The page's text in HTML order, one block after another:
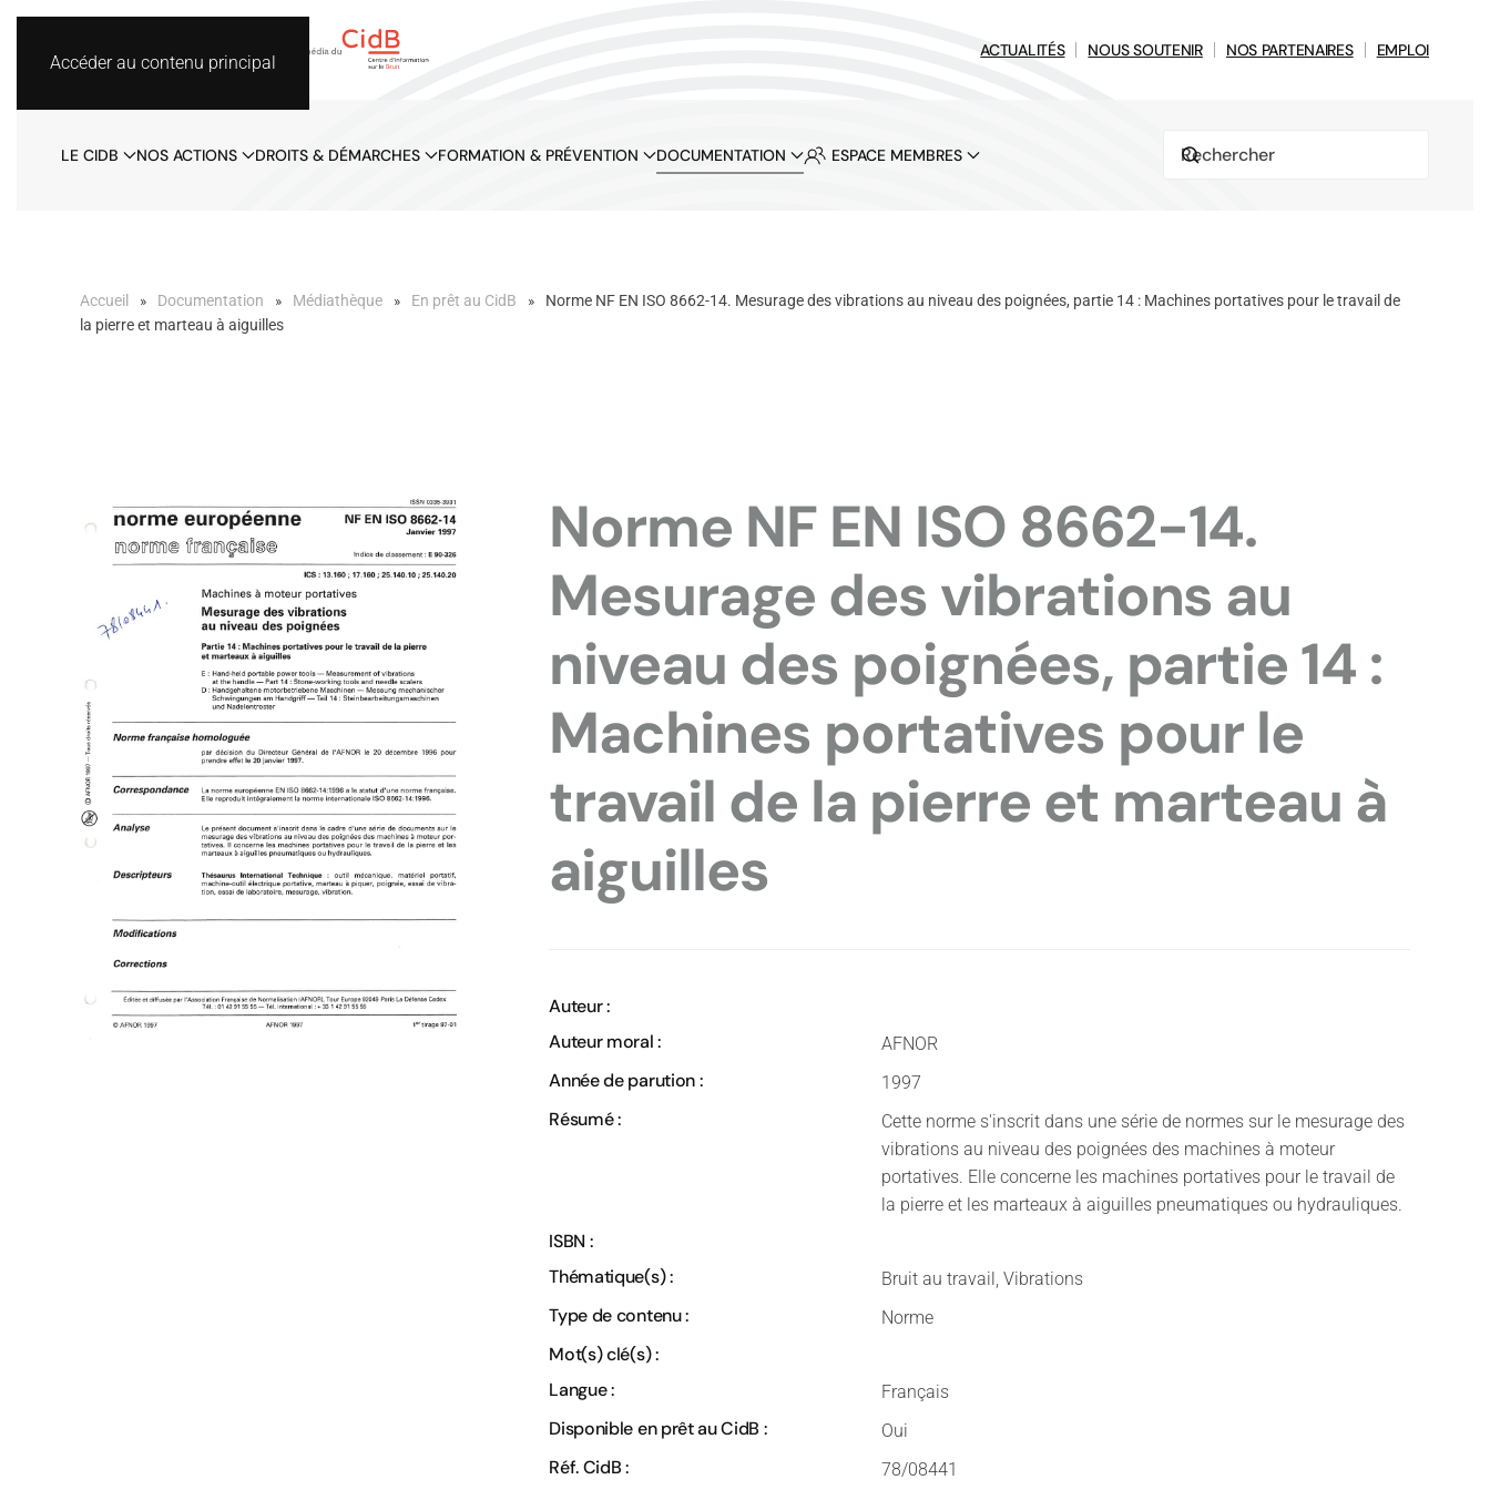
Accéder au contenu principal
ACTUALITÉS NOUS SOUTENIR NOS PARTENAIRES EMPLOI
LE CIDB NOS ACTIONS DROITS & DÉMARCHES FORMATION & PRÉVENTION DOCUMENTATION ESPACE MEMBRES
Accueil Documentation Médiathèque En prêt au CidB
Norme NF EN ISO 8662-14. Mesurage des vibrations au niveau des poignées, partie 14 : Machines portatives pour le travail de
la pierre et marteau à aiguilles
Norme NF EN ISO 8662-14.
Mesurage des vibrations au
niveau des poignées, partie 14 :
Machines portatives pour le
travail de la pierre et marteau à
aiguilles
Auteur :
Auteur moral :
AFNOR
Année de parution : 1997
Résumé :
Cette norme s'inscrit dans une série de normes sur le mesurage des
vibrations au niveau des poignées des machines à moteur
portatives. Elle concerne les machines portatives pour le travail de
la pierre et les marteaux à aiguilles pneumatiques ou hydrauliques.
ISBN :
Thématique(s) :
Bruit au travail, Vibrations
Type de contenu : Norme
Mot(s) clé(s) :
Langue :
Français
Disponible en prêt au CidB : Oui
Réf. CidB : 78/08441